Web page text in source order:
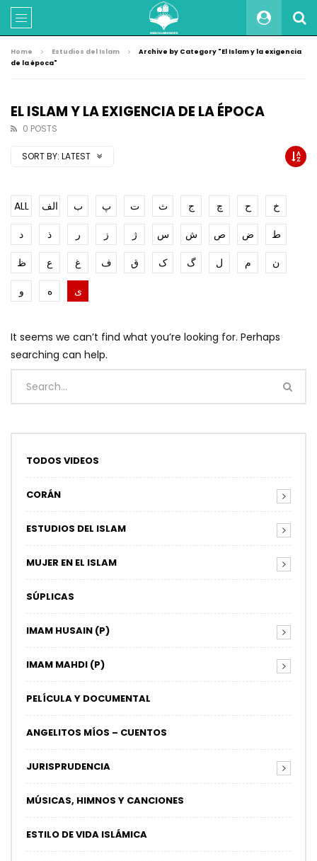
Home Estudios del Islam
Archive by Category "El Islam y la exigencia
de la época"
EL ISLAM Y LA EXIGENCIA DE LA ÉPOCA
0 POSTS
SORT BY: LATEST
ALL الف ب پ ت ث ج چ ح
خ
د
ذ ر ز ژ س ش ص ض
ط
ظ
ع غ ف ق ک گ ل م
ن
و
ه ی
It seems we can’t find what you’re looking for. Perhaps
searching can help.
TODOS VIDEOS
CORÁN
ESTUDIOS DEL ISLAM
MUJER EN EL ISLAM
SÚPLICAS
IMAM HUSAIN (P)
IMAM MAHDI (P)
PELÍCULA Y DOCUMENTAL
ANGELITOS MÍOS – CUENTOS
JURISPRUDENCIA
MÚSICAS, HIMNOS Y CANCIONES
ESTILO DE VIDA ISLÁMICA